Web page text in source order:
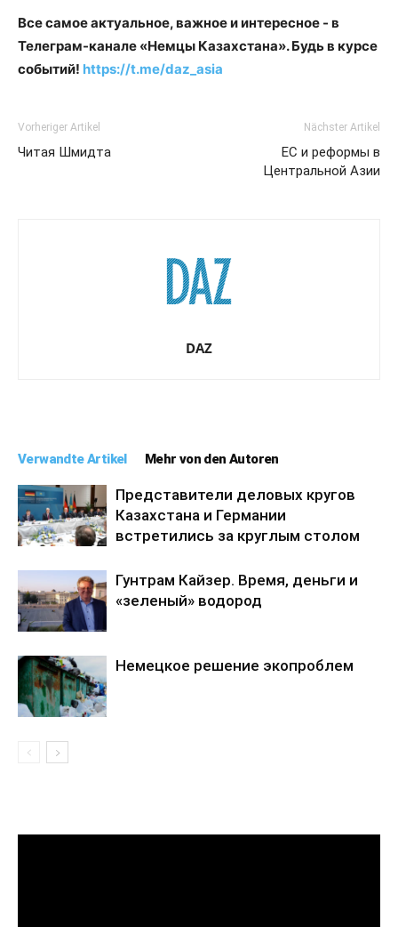
Все самое актуальное, важное и интересное - в
Телеграм-канале «Немцы Казахстана». Будь в курсе
событий! https://t.me/daz_asia
Vorheriger Artikel
Читая Шмидта
Nächster Artikel
ЕС и реформы в
Центральной Азии
DAZ
Verwandte Artikel Mehr von den Autoren
Представители деловых кругов
Казахстана и Германии
встретились за круглым столом
Гунтрам Кайзер. Время, деньги и
«зеленый» водород
Немецкое решение экопроблем